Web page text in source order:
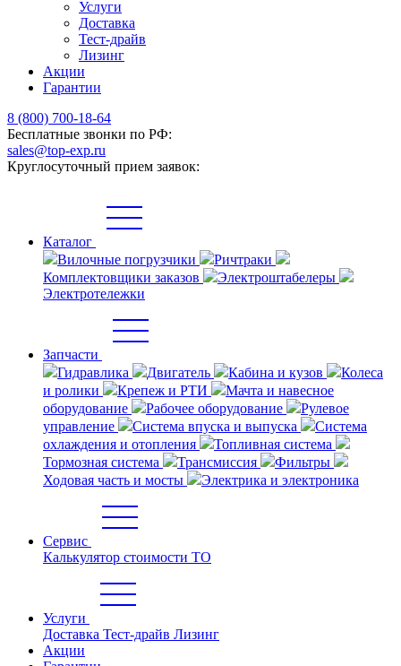
Услуги
Доставка
Тест-драйв
Лизинг
Акции
Гарантии
8 (800) 700-18-64
Бесплатные звонки по РФ:
sales@top-exp.ru
Круглосуточный прием заявок:
Каталог
Вилочные погрузчики
Ричтраки
Комплектовщики заказов
Электроштабелеры
Электротележки
Запчасти
Гидравлика
Двигатель Кабина и кузов
Колеса
и ролики
Крепеж и РТИ
Мачта и навесное
оборудование
Рабочее оборудование
Рулевое
управление
Система впуска и выпуска
Система
охлаждения и отопления
Топливная система
Тормозная система
Трансмиссия
Фильтры
Ходовая часть и мосты
Электрика и электроника
Сервис
Калькулятор стоимости ТО
Услуги
Доставка Тест-драйв Лизинг
Акции